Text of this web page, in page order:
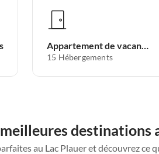
Appartement de vacances
15 Hébergements
destinations
au Lac Plauer et découvrez ce